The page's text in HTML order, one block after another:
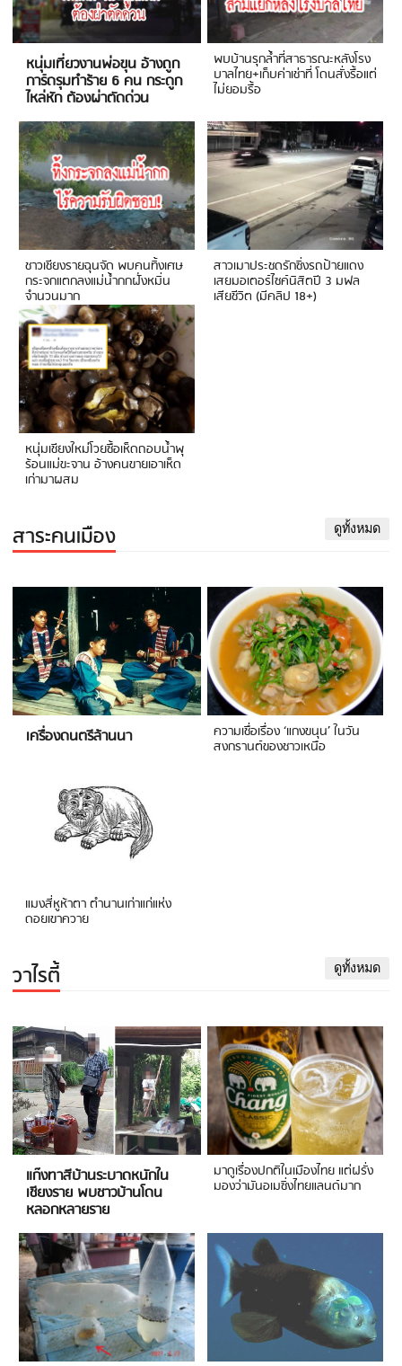
หนุ่มเที่ยวงานพ่อขุน อ้างถูก
การ์ดรุมทำร้าย 6 คน กระดูก
ไหล่หัก ต้องผ่าตัดด่วน
พบบ้านรุกล้ำที่สาธารณะหลังโรง
บาลไทย+เก็บค่าเช่าที่ โดนสั่งรื้อแต่
ไม่ยอมรื้อ
ชาวเชียงรายฉุนจัด พบคนทิ้งเศษ
กระจกแตกลงแม่น้ำกกฝั่งหมิ่น
จำนวนมาก
สาวเมาประชดรักซิ่งรถป้ายแดง
เสยมอเตอร์ไซค์นิสิตปี 3 มฟล
เสียชีวิต (มีคลิป 18+)
หนุ่มเชียงใหม่โวยซื้อเห็ดถอบน้ำพุ
ร้อนแม่ขะจาน อ้างคนขายเอาเห็ด
เก่ามาผสม
สาระคนเมือง ดูทั้งหมด
เครื่องดนตรีล้านนา ความเชื่อเรื่อง ‘แกงขนุน’ ในวัน
สงกรานต์ของชาวเหนือ
แมงสี่หูห้าตา ตำนานเก่าแก่แห่ง
ดอยเขาควาย
วาไรตี้ ดูทั้งหมด
แก๊งทาสีบ้านระบาดหนักใน
เชียงราย พบชาวบ้านโดน
หลอกหลายราย
มาดูเรื่องปกติในเมืองไทย แต่ฝรั่ง
มองว่ามันอเมซิ่งไทยแลนด์มาก